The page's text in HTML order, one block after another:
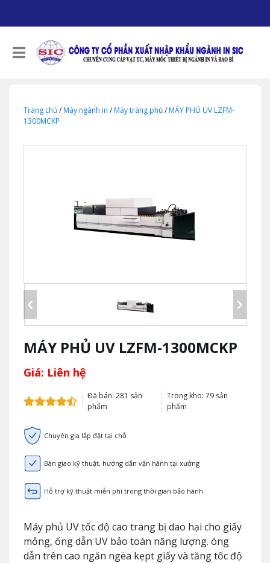
Trang chủ/Máy ngành in /Máy tráng phủ/MÁY PHỦ UV LZFM-
1300MCKP
MÁY PHỦ UV LZFM-1300MCKP
Giá: Liên hệ
Đã bán: 281 sản
phẩm
Trong kho: 79 sản
phẩm
Chuyên gia lắp đặt tại chỗ
Bàn giao kỹ thuật, hướng dẫn vận hành tại xưởng
Hỗ trợ kỹ thuật miễn phí trong thời gian bảo hành
Máy phủ UV tốc độ cao trang bị dao hại cho giấy
mỏng, ống dẫn UV bảo toàn năng lượng. óng
dẫn trên cao ngăn ngëa kẹpt giấy và tăng tốc độ